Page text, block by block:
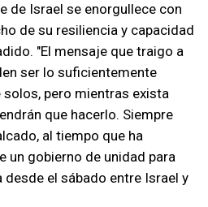
de Israel se enorgullece con
de su resiliencia y capacidad
"El mensaje que traigo a
ser lo suficientemente
pero mientras exista
que hacerlo. Siempre
al tiempo que ha
un gobierno de unidad para
desde el sábado entre Israel y